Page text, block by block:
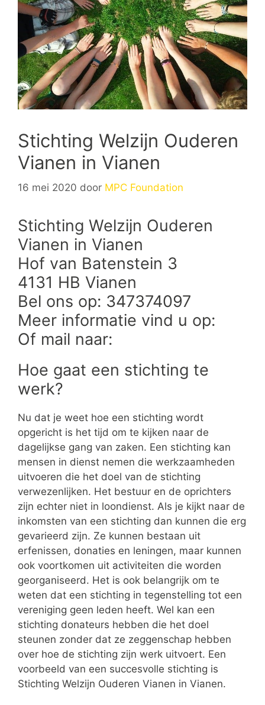
Stichting Welzijn Ouderen
Vianen in Vianen
16 mei 2020 door MPC Foundation
Stichting Welzijn Ouderen
Vianen in Vianen
Hof van Batenstein 3
4131 HB Vianen
Bel ons op: 347374097
Meer informatie vind u op:
Of mail naar:
Hoe gaat een stichting te
werk?
Nu dat je weet hoe een stichting wordt
opgericht is het tijd om te kijken naar de
dagelijkse gang van zaken. Een stichting kan
mensen in dienst nemen die werkzaamheden
uitvoeren die het doel van de stichting
verwezenlijken. Het bestuur en de oprichters
zijn echter niet in loondienst. Als je kijkt naar de
inkomsten van een stichting dan kunnen die erg
gevarieerd zijn. Ze kunnen bestaan uit
erfenissen, donaties en leningen, maar kunnen
ook voortkomen uit activiteiten die worden
georganiseerd. Het is ook belangrijk om te
weten dat een stichting in tegenstelling tot een
vereniging geen leden heeft. Wel kan een
stichting donateurs hebben die het doel
steunen zonder dat ze zeggenschap hebben
over hoe de stichting zijn werk uitvoert. Een
voorbeeld van een succesvolle stichting is
Stichting Welzijn Ouderen Vianen in Vianen.